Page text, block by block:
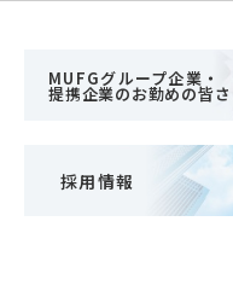
MUFGグループ企業・
提携企業のお勤めの皆さ
採用情報